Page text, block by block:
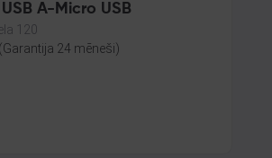
A-Micro USB
120
24 mēneši)